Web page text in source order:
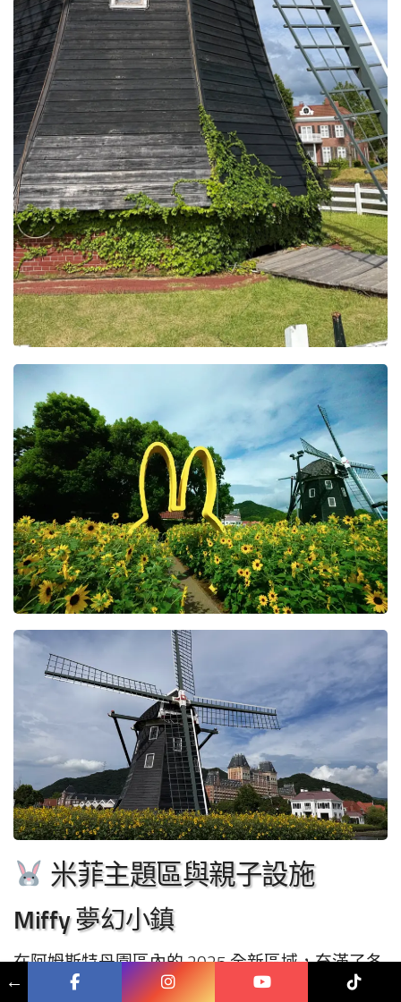
米菲主題區與親子設施
Miffy 夢幻小鎮
在阿姆斯特丹園區內的 2025 全新區域，充滿了各
種 Miffy 米菲兔的設施與拍照打卡點。
←